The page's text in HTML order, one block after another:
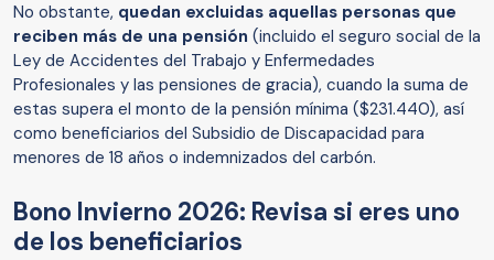
No obstante, quedan excluidas aquellas personas que
reciben más de una pensión (incluido el seguro social de la
Ley de Accidentes del Trabajo y Enfermedades
Profesionales y las pensiones de gracia), cuando la suma de
estas supera el monto de la pensión mínima ($231.440), así
como beneficiarios del Subsidio de Discapacidad para
menores de 18 años o indemnizados del carbón.
Bono Invierno 2026: Revisa si eres uno
de los beneficiarios